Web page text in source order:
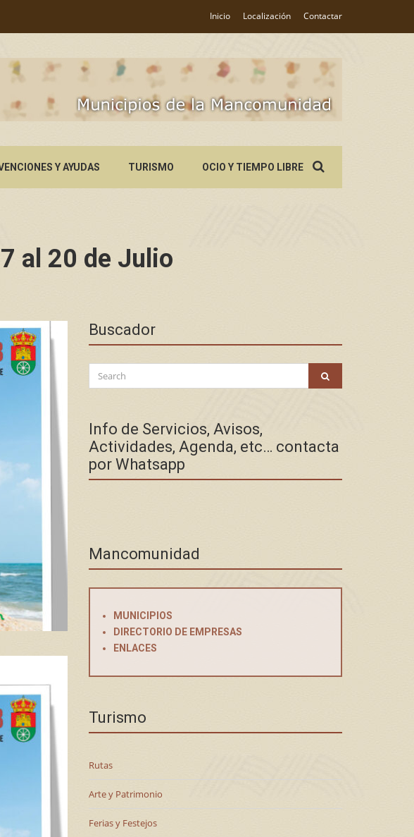
Inicio Localización Contactar
Y AYUDAS TURISMO OCIO Y TIEMPO LIBREfor:
al 20 de Julio
Buscador
Search
for:
Info de Servicios, Avisos,
Actividades, Agenda, etc… contacta
por Whatsapp
Mancomunidad
MUNICIPIOS
DIRECTORIO DE EMPRESAS
ENLACES
Turismo
Rutas
Arte y Patrimonio
Ferias y Festejos